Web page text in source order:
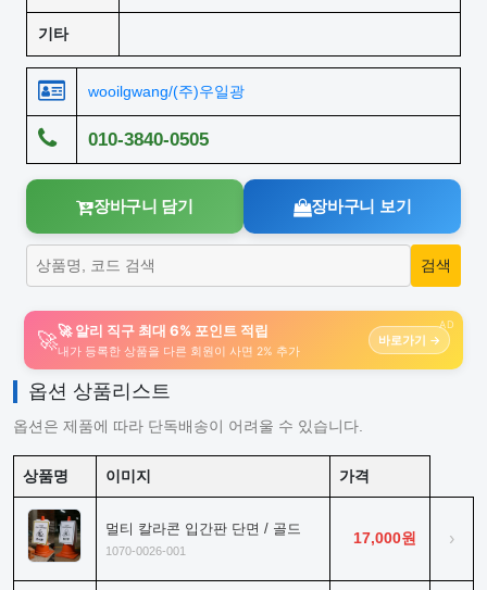
기타
wooilgwang/(주)우일광
010-3840-0505
장바구니 담기 장바구니 보기
AD
🚀🚀 알리 직구 최대 6% 포인트 적립
내가 등록한 상품을 다른 회원이 사면 2% 추가
바로가기 →
옵션 상품리스트
옵션은 제품에 따라 단독배송이 어려울 수 있습니다.
상품명 이미지 가격
멀티 칼라콘 입간판 단면 / 골드
1070-0026-001
17,000원 ›